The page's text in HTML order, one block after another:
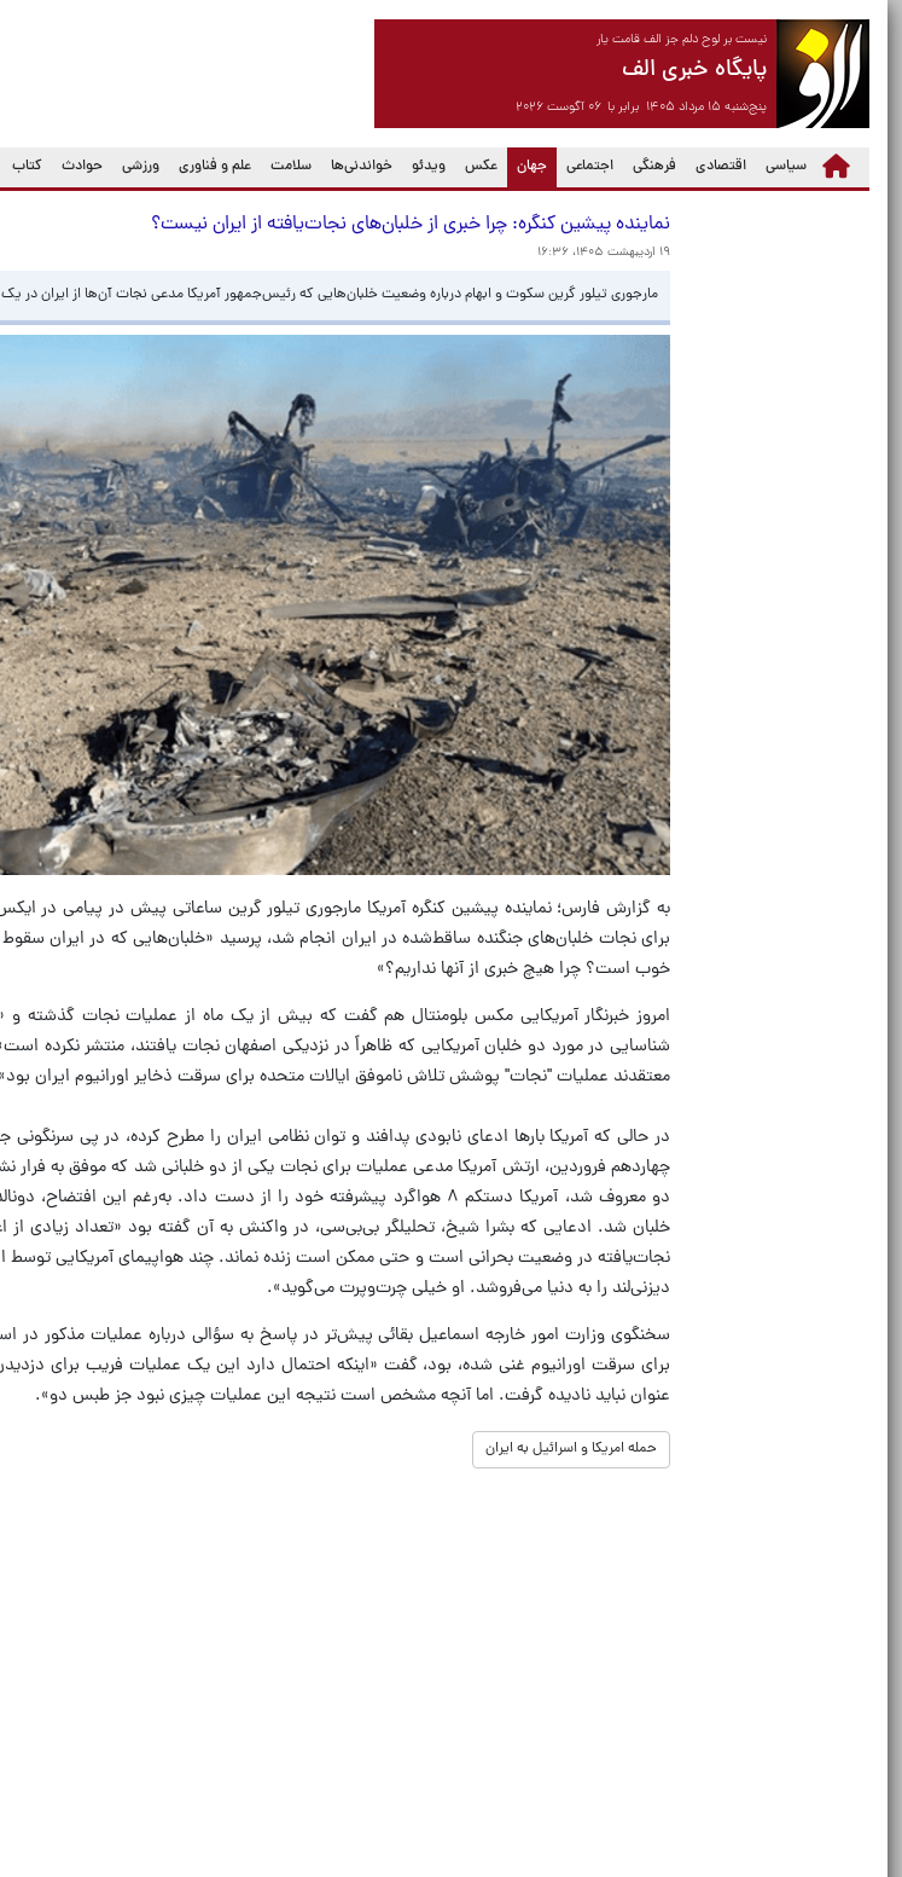
نیست بر لوح دلم جز الف قامت یار
پایگاه خبری الف
پنج‌شنبه ۱۵ مرداد ۱۴۰۵ برابر با ۰۶ آگوست ۲۰۲۶
سیاسی اقتصادی فرهنگی اجتماعی جهان
(current) عکس ویدئو خواندنی‌ها سلامت علم و فناوری ورزشی حوادث کتاب
نماینده پیشین کنگره: چرا خبری از خلبان‌های نجات‌یافته از ایران نیست؟
۱۹ اردیبهشت ۱۴۰۵، ۱۶:۳۶
مارجوری تیلور گرین سکوت و ابهام درباره وضعیت خلبان‌هایی که رئیس‌جمهور آمریکا مدعی نجات آن‌ها از ایران در
به گزارش فارس؛ نماینده پیشین کنگره آمریکا مارجوری تیلور گرین ساعاتی پیش در پیامی در
برای نجات خلبان‌های جنگنده ساقط‌شده در ایران انجام شد، پرسید «خلبان‌هایی که در ایران
خوب است؟ چرا هیچ خبری از آنها نداریم؟»
امروز خبرنگار آمریکایی مکس بلومنتال هم گفت که بیش از یک ماه از عملیات نجات گذشته و
شناسایی در مورد دو خلبان آمریکایی که ظاهراً در نزدیکی اصفهان نجات یافتند، منتشر
معتقدند عملیات "نجات" پوشش تلاش ناموفق ایالات متحده برای سرقت ذخایر اورانیوم ایران
در حالی که آمریکا بارها ادعای نابودی پدافند و توان نظامی ایران را مطرح کرده، در پی
چهاردهم فروردین، ارتش آمریکا مدعی عملیات برای نجات یکی از دو خلبانی شد که موفق به
دو معروف شد، آمریکا دستکم ۸ هواگرد پیشرفته خود را از دست داد. به‌رغم این
خلبان شد. ادعایی که بشرا شیخ، تحلیلگر بی‌بی‌سی، در واکنش به آن گفته بود «تعداد زیادی
نجات‌یافته در وضعیت بحرانی است و حتی ممکن است زنده نماند. چند هواپیمای آمریکایی توسط
دیزنی‌لند را به دنیا می‌فروشد. او خیلی چرت‌وپرت می‌گوید».
سخنگوی وزارت امور خارجه اسماعیل بقائی پیش‌تر در پاسخ به سؤالی درباره عملیات مذکور در
برای سرقت اورانیوم غنی شده، بود، گفت «اینکه احتمال دارد این یک عملیات فریب برای
عنوان نباید نادیده گرفت. اما آنچه مشخص است نتیجه این عملیات چیزی نبود جز طبس دو».
حمله امریکا و اسرائیل به ایران